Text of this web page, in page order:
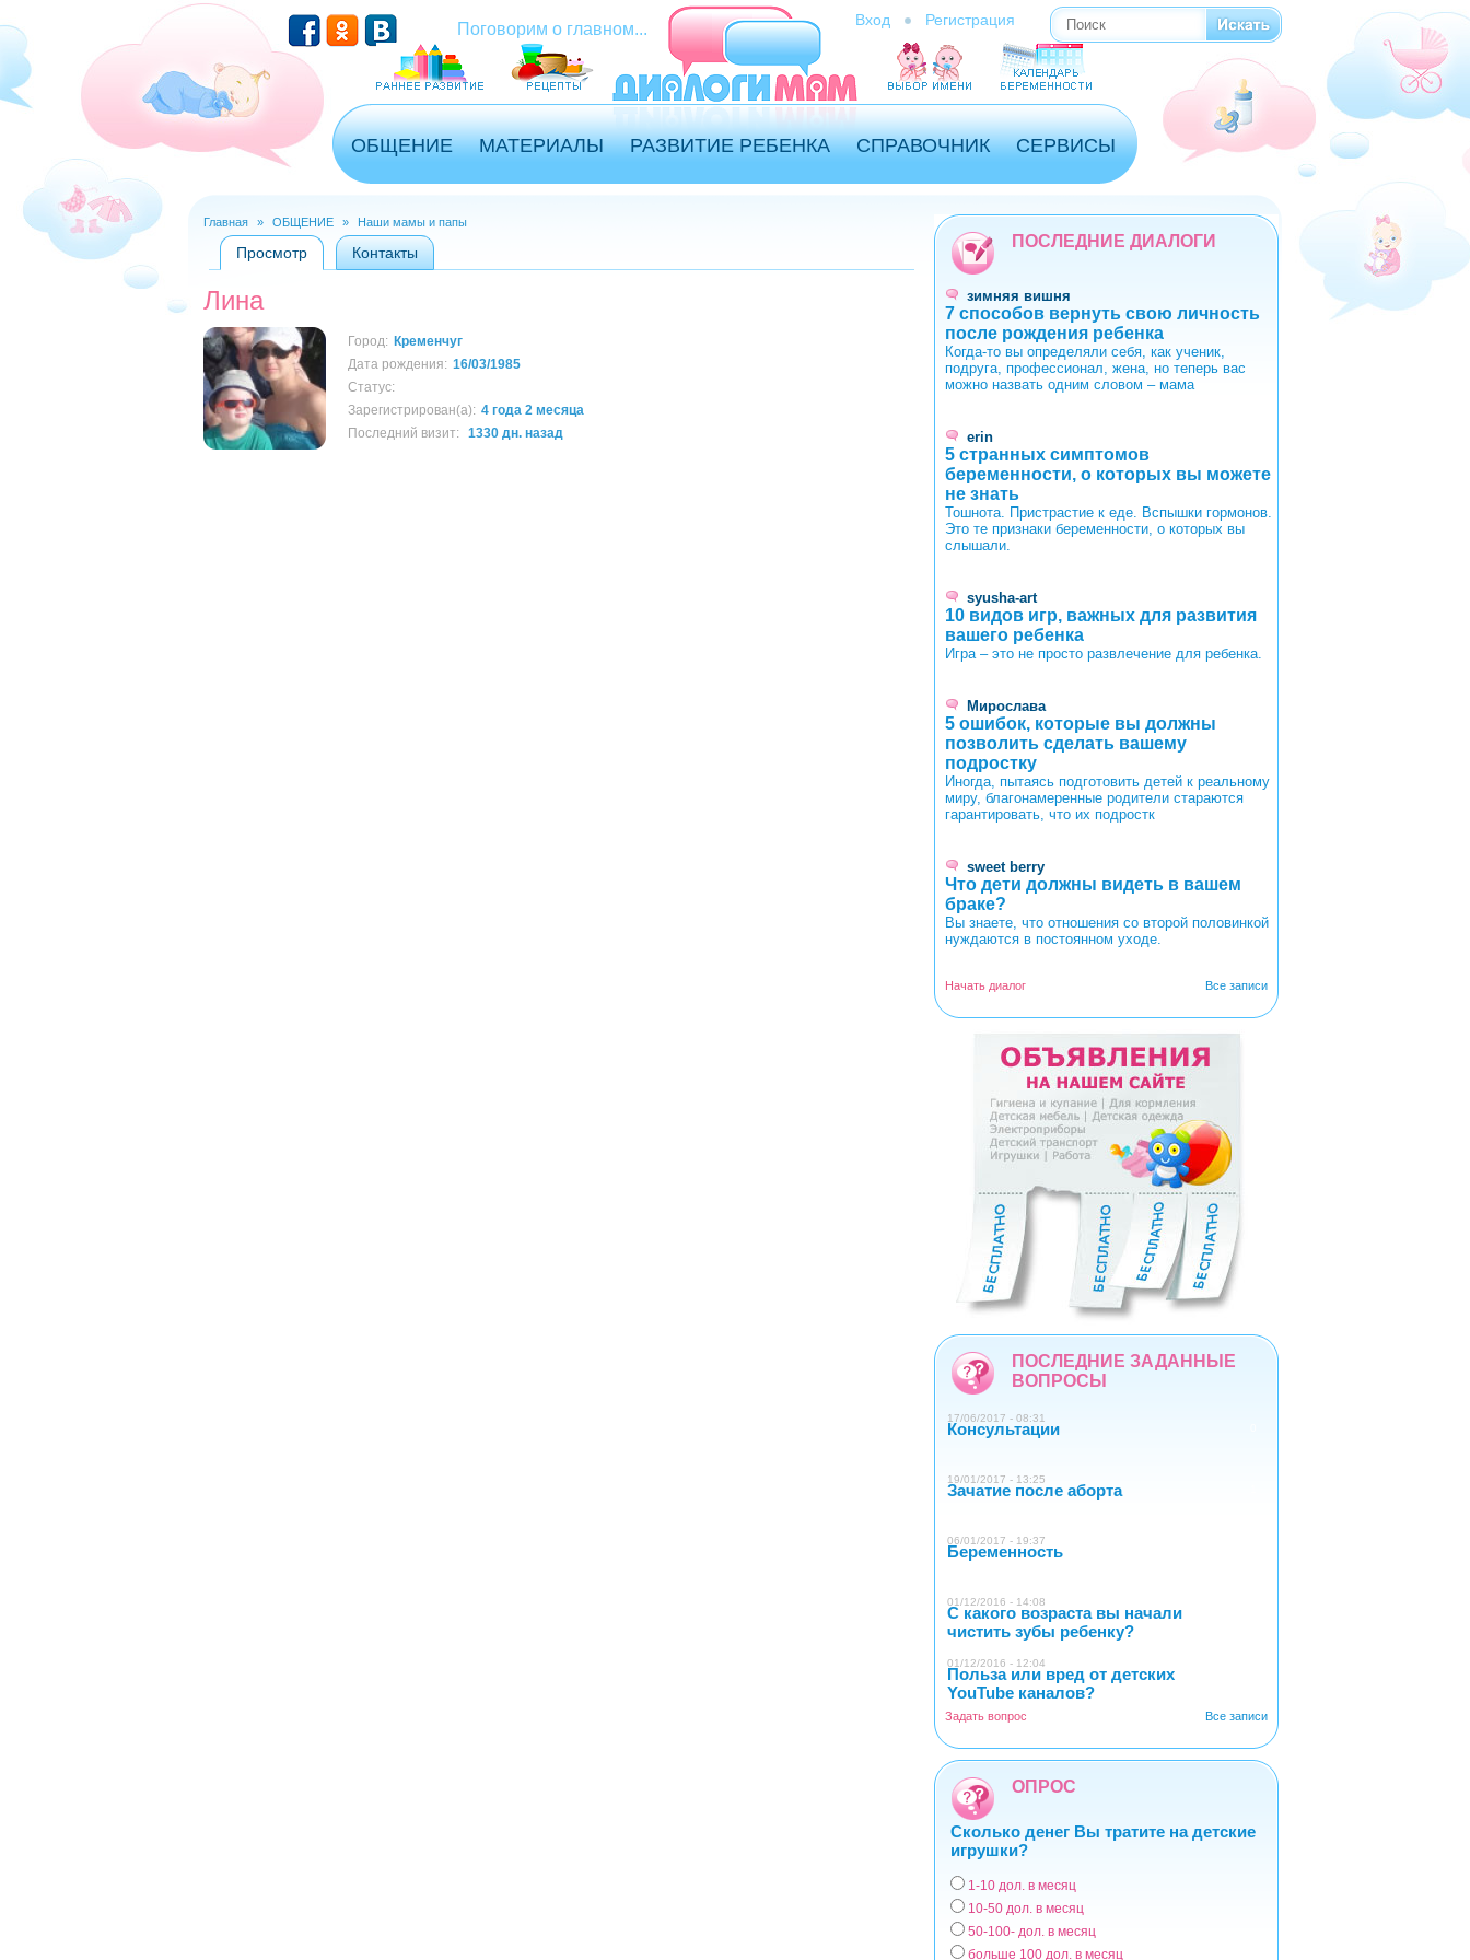
Перейти к основному содержанию
Поговорим о главном... Вход Регистрация Форма поиска
Поиск
ОБЩЕНИЕ МАТЕРИАЛЫ РАЗВИТИЕ РЕБЕНКА СПРАВОЧНИК СЕРВИСЫ
Вы здесь
Главная » ОБЩЕНИЕ » Наши мамы и папы
Главные вкладки
Просмотр (активная вкладка)
Контакты
Лина
Город: Кременчуг
Дата рождения: 16/03/1985
Статус:
Зарегистрирован(а): 4 года 2 месяца
Последний визит:
1330 дн. назад
ПОСЛЕДНИЕ ДИАЛОГИ
зимняя вишня
7 способов вернуть свою личность
после рождения ребенка
Когда-то вы определяли себя, как ученик,
подруга, профессионал, жена, но теперь вас
можно назвать одним словом – мама
erin
5 странных симптомов
беременности, о которых вы можете
не знать
Тошнота. Пристрастие к еде. Вспышки гормонов.
Это те признаки беременности, о которых вы
слышали.
syusha-art
10 видов игр, важных для развития
вашего ребенка
Игра – это не просто развлечение для ребенка.
Мирослава
5 ошибок, которые вы должны
позволить сделать вашему
подростку
Иногда, пытаясь подготовить детей к реальному
миру, благонамеренные родители стараются
гарантировать, что их подростк
sweet berry
Что дети должны видеть в вашем
браке?
Вы знаете, что отношения со второй половинкой
нуждаются в постоянном уходе.
Все записи
Начать диалог
0123456789
ПОСЛЕДНИЕ ЗАДАННЫЕ
ВОПРОСЫ
17/06/2017 - 08:31
Консультации
19/01/2017 - 13:25
Зачатие после аборта
06/01/2017 - 19:37
Беременность
01/12/2016 - 14:08
С какого возраста вы начали
чистить зубы ребенку?
01/12/2016 - 12:04
Польза или вред от детских
YouTube каналов?
Все записи
Задать вопрос
ОПРОС
Сколько денег Вы тратите на детские
игрушки?
Варианты
1-10 дол. в месяц
10-50 дол. в месяц
50-100- дол. в месяц
больше 100 дол. в месяц